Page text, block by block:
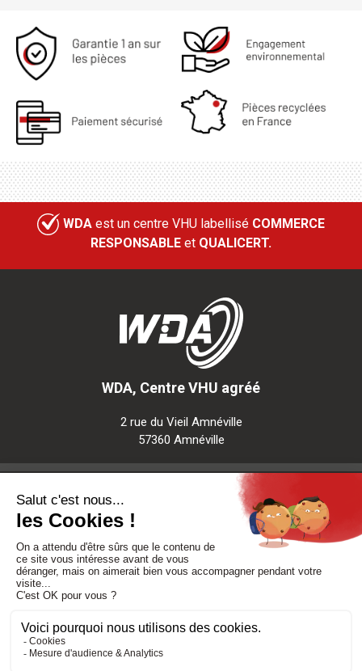
WDA est un centre VHU labellisé COMMERCE
RESPONSABLE et QUALICERT.
WDA, Centre VHU agréé
2 rue du Vieil Amnéville
57360 Amnéville
Besoin d'aide